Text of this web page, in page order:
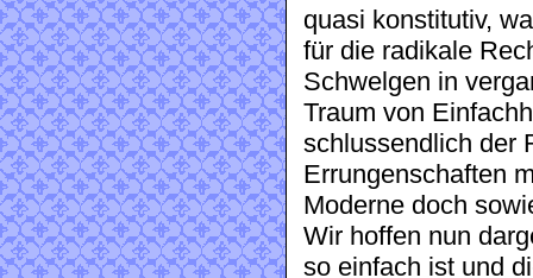
quasi konstitutiv,
für die radikale
Schwelgen in
Traum von
schlussendlich der
Errungenschaften
Moderne doch
Wir hoffen nun
so einfach ist und